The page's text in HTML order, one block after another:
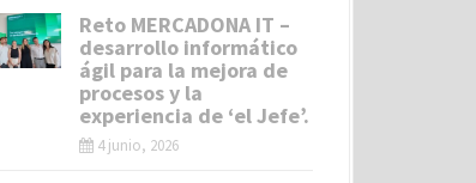
Reto MERCADONA IT –
desarrollo informático
ágil para la mejora de
procesos y la
experiencia de ‘el Jefe’.
4 junio, 2026